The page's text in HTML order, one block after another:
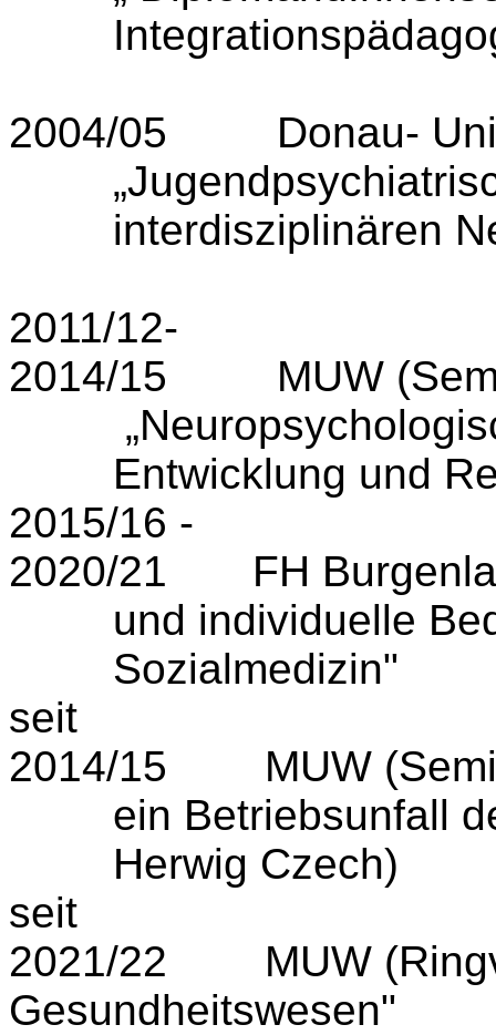
2004/05
Donau-
interdisziplinären
2011/12-
2014/15 MUW
Entwicklung und
2015/16 -
2020/21 FH
und individuelle
Sozialmedizin"
seit
2014/15 MUW
ein Betriebsunfall
Herwig Czech)
seit
2021/22 MUW
Gesundheitswesen"